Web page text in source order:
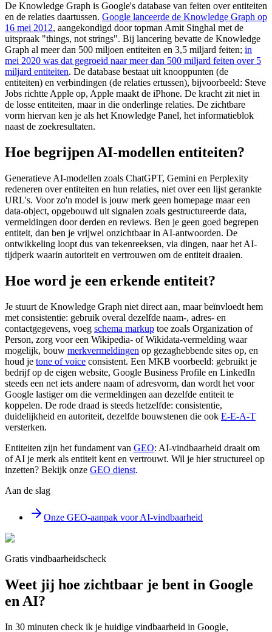
De Knowledge Graph is Google's database van feiten over entiteiten
en de relaties daartussen. Google lanceerde de Knowledge Graph op
16 mei 2012, aangekondigd door topman Amit Singhal met de
uitspraak "things, not strings". Bij lancering bevatte de Knowledge
Graph al meer dan 500 miljoen entiteiten en 3,5 miljard feiten; in
mei 2020 was dat gegroeid naar meer dan 500 miljard feiten over 5
miljard entiteiten. De database bestaat uit knooppunten (de
entiteiten) en verbindingen (de relaties ertussen), bijvoorbeeld: Steve
Jobs richtte Apple op, Apple maakt de iPhone. De kracht zit niet in
de losse entiteiten, maar in die onderlinge relaties. De zichtbare
vorm hiervan ken je als het Knowledge Panel, het informatieblok
naast de zoekresultaten.
Hoe begrijpen AI-modellen entiteiten?
Generatieve AI-modellen zoals ChatGPT, Gemini en Perplexity
redeneren over entiteiten en hun relaties, niet over een lijst gerankte
URL's. Voor zo'n model is jouw merk geen homepage maar een
data-object, opgebouwd uit signalen zoals gestructureerde data,
vermeldingen door derden en reviews. Ben je geen goed begrepen
entiteit, dan ben je vrijwel onzichtbaar in AI-antwoorden. De
ontwikkeling loopt dus van tekenreeksen, via dingen, naar het AI-
tijdperk waarin autoriteit en vertrouwen om de entiteit draaien.
Hoe word je een erkende entiteit?
Je stuurt de Knowledge Graph niet direct aan, maar beïnvloedt hem
met consistentie: gebruik overal dezelfde naam-, adres- en
contactgegevens, voeg schema markup toe zoals Organization of
Person, zorg voor een Wikipedia- of Wikidata-vermelding waar
mogelijk, bouw merkvermeldingen op gezaghebbende sites op, en
houd je tone of voice consistent. Een MKB voorbeeld: gebruikt je
bedrijf op de eigen website, Google Business Profile en LinkedIn
steeds een net iets andere naam of adresvorm, dan wordt het voor
Google lastiger om die vermeldingen aan dezelfde entiteit te
koppelen. De rode draad is steeds hetzelfde: consistentie,
duidelijkheid en autoriteit, dezelfde bouwstenen die ook E-E-A-T
versterken.
Entiteiten zijn het fundament van GEO: AI-vindbaarheid draait om
of AI je merk als entiteit kent en vertrouwt. Wil je hier structureel op
inzetten? Bekijk onze GEO dienst.
Aan de slag
Onze GEO-aanpak voor AI-vindbaarheid
Gratis vindbaarheidscheck
Weet jij hoe zichtbaar je bent in Google
en AI?
In 30 minuten check ik je huidige vindbaarheid in Google,